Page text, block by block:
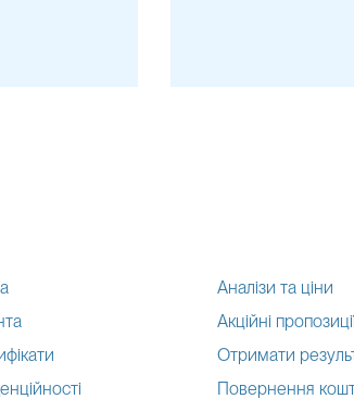
Аналізи та ціни
Акційні
Отримати
Повернення